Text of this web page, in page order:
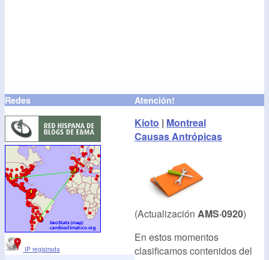
Redes
IP registrada
Atención!
Kioto | Montreal
Causas Antrópicas
(Actualización AMS·0920)
En estos momentos
clasificamos contenidos del